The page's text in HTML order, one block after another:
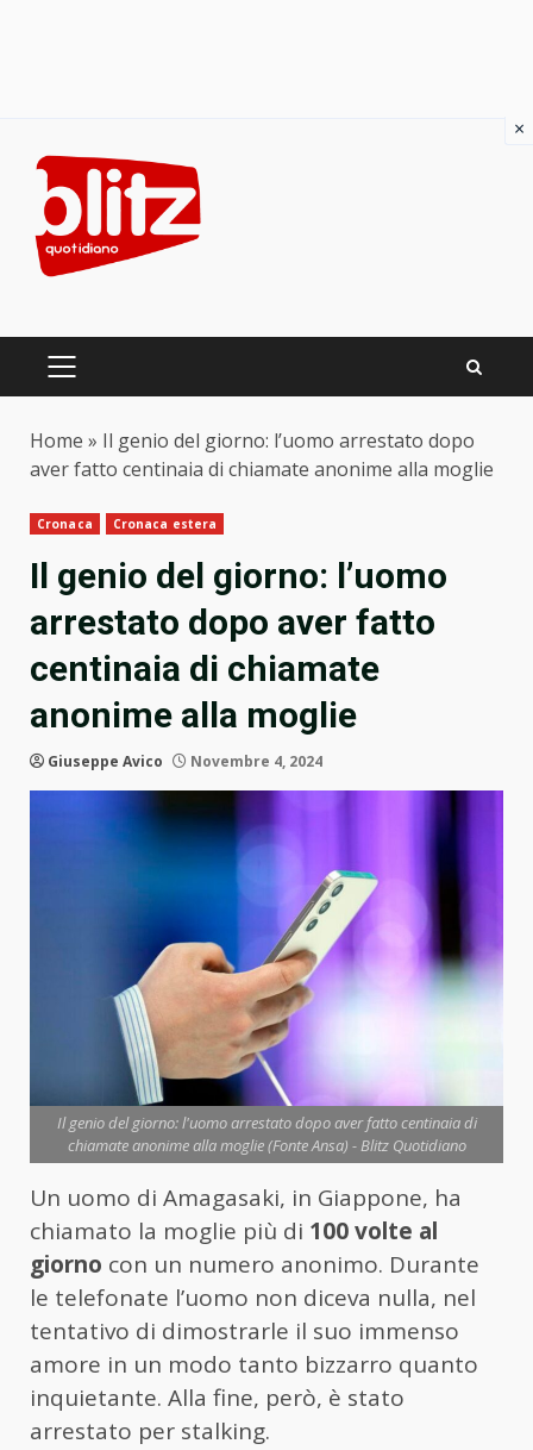
content
PRIMARY
Home » Il genio del giorno: l’uomo arrestato dopo
aver fatto centinaia di chiamate anonime alla moglie
Cronaca Cronaca estera
Il genio del giorno: l’uomo
arrestato dopo aver fatto
centinaia di chiamate
anonime alla moglie
Giuseppe Avico Novembre 4, 2024
Il genio del giorno: l'uomo arrestato dopo aver fatto centinaia di
chiamate anonime alla moglie (Fonte Ansa) - Blitz Quotidiano
Un uomo di Amagasaki, in Giappone, ha
chiamato la moglie più di 100 volte al
giorno con un numero anonimo. Durante
le telefonate l’uomo non diceva nulla, nel
tentativo di dimostrarle il suo immenso
amore in un modo tanto bizzarro quanto
inquietante. Alla fine, però, è stato
arrestato per stalking.
×